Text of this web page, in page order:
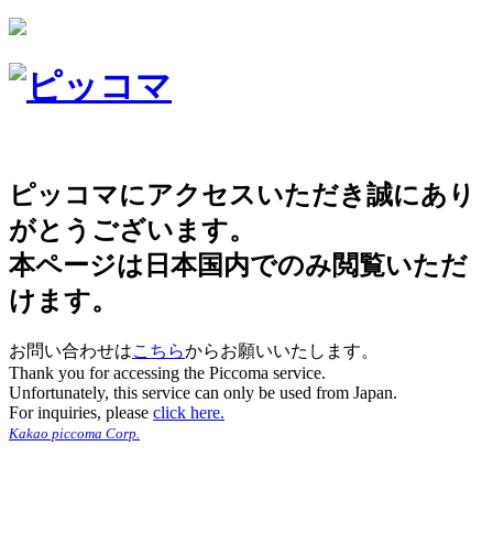
ピッコマにアクセスいただき誠にあり
がとうございます。
本ページは日本国内でのみ閲覧いただ
けます。
お問い合わせはこちらからお願いいたします。
Thank you for accessing the Piccoma service.
Unfortunately, this service can only be used from Japan.
For inquiries, please click here.
Kakao piccoma Corp.